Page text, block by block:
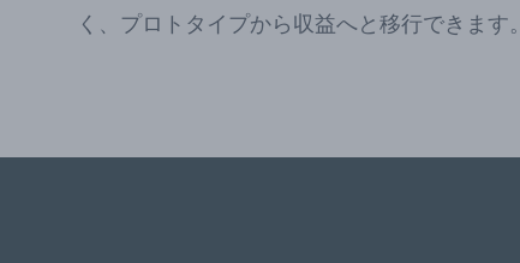
く、プロトタイプから収益へと移行できます。